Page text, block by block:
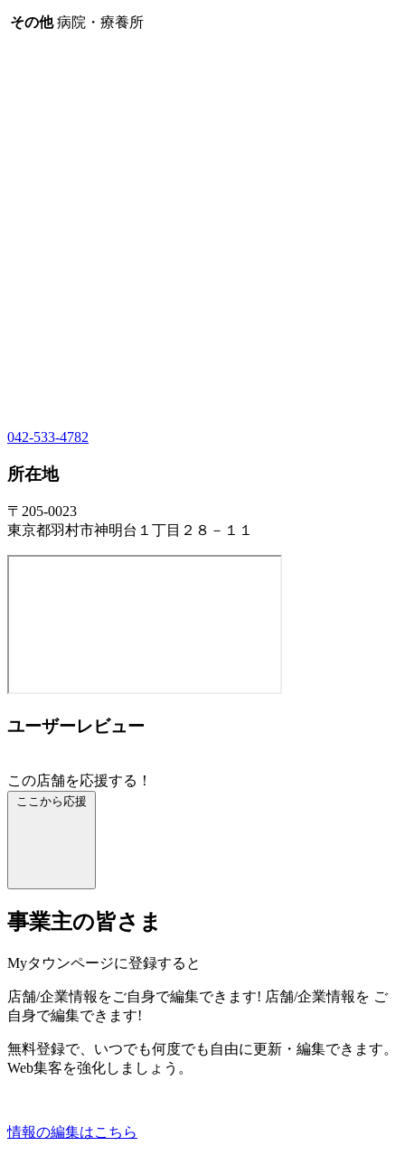
その他 病院・療養所
042-533-4782
所在地
〒205-0023
東京都羽村市神明台１丁目２８－１１
ユーザーレビュー
この店舗を応援する！
ここから応援
事業主の皆さま
Myタウンページに登録すると
店舗/企業情報をご自身で編集できます! 店舗/企業情報を ご
自身で編集できます!
無料登録で、いつでも何度でも自由に更新・編集できます。
Web集客を強化しましょう。
情報の編集はこちら